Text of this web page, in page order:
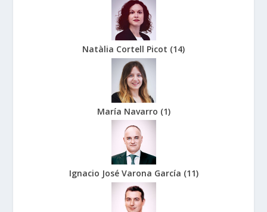
Natàlia Cortell Picot (14)
María Navarro (1)
Ignacio José Varona García (11)